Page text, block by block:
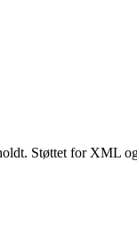
Støttet for XML